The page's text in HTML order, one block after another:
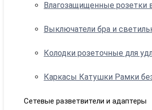
Влагозащищенные розетки
Выключатели бра и
Колодки розеточные для
Каркасы Катушки Рамки
Сетевые разветвители и адаптеры